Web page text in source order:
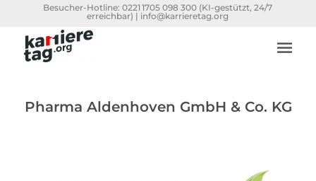
Besucher-Hotline:0221 1705 098 300 (KI-gestützt, 24/7
erreichbar) | info@karrieretag.org
Pharma Aldenhoven GmbH & Co. KG